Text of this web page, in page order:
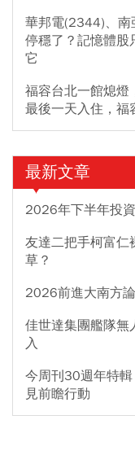
華邦電(2344)、
停穩了？記憶體股
它
福容台北一館熄
最後一天入住，福
最新文章
2026年下半年投
友達二把手柯富仁
草？
2026前進大南方
佳世達集團艦隊無
入
今周刊30週年特
見前瞻行動